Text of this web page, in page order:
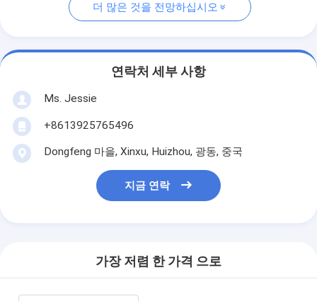
더 많은 것을 전망하십시오
연락처 세부 사항
Ms. Jessie
+8613925765496
Dongfeng 마을, Xinxu, Huizhou, 광동, 중국
지금 연락
가장 저렴 한 가격 으로